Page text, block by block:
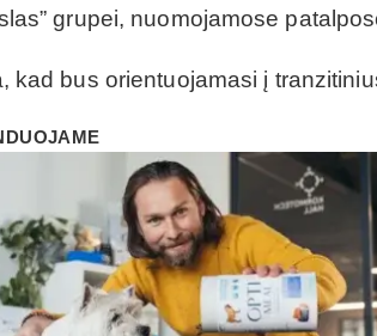
grupei, nuomojamose
kad bus orientuojamasi į